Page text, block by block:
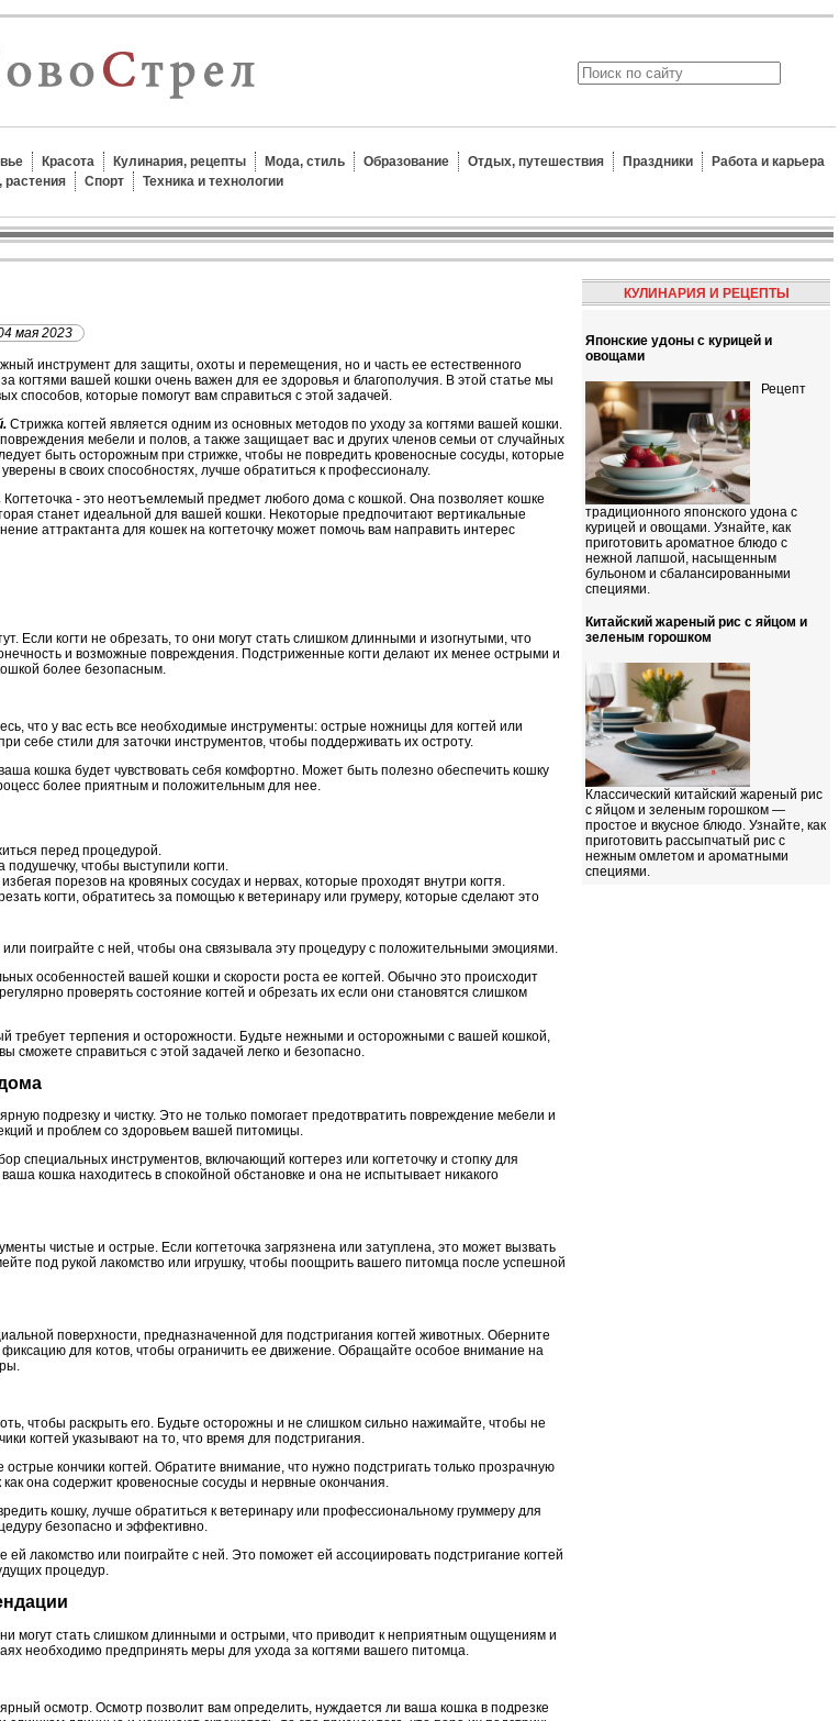
Красота Кулинария, рецепты Мода, стиль Образование Отдых, путешествия Праздники
Работа и карьера
растения
Спорт Техника и технологии
мая 2023
инструмент для защиты, охоты и перемещения, но и часть ее естественного
когтями вашей кошки очень важен для ее здоровья и благополучия. В этой статье мы
способов, которые помогут вам справиться с этой задачей.
Стрижка когтей является одним из основных методов по уходу за когтями вашей кошки.
мебели и полов, а также защищает вас и других членов семьи от случайных
быть осторожным при стрижке, чтобы не повредить кровеносные сосуды, которые
в своих способностях, лучше обратиться к профессионалу.
Когтеточка - это неотъемлемый предмет любого дома с кошкой. Она позволяет кошке
станет идеальной для вашей кошки. Некоторые предпочитают вертикальные
аттрактанта для кошек на когтеточку может помочь вам направить интерес
Если когти не обрезать, то они могут стать слишком длинными и изогнутыми, что
и возможные повреждения. Подстриженные когти делают их менее острыми и
более безопасным.
что у вас есть все необходимые инструменты: острые ножницы для когтей или
себе стили для заточки инструментов, чтобы поддерживать их остроту.
кошка будет чувствовать себя комфортно. Может быть полезно обеспечить кошку
более приятным и положительным для нее.
перед процедурой.
чтобы выступили когти.
порезов на кровяных сосудах и нервах, которые проходят внутри когтя.
когти, обратитесь за помощью к ветеринару или грумеру, которые сделают это
поиграйте с ней, чтобы она связывала эту процедуру с положительными эмоциями.
особенностей вашей кошки и скорости роста ее когтей. Обычно это происходит
проверять состояние когтей и обрезать их если они становятся слишком
требует терпения и осторожности. Будьте нежными и осторожными с вашей кошкой,
сможете справиться с этой задачей легко и безопасно.
подрезку и чистку. Это не только помогает предотвратить повреждение мебели и
и проблем со здоровьем вашей питомицы.
специальных инструментов, включающий когтерез или когтеточку и стопку для
кошка находитесь в спокойной обстановке и она не испытывает никакого
чистые и острые. Если когтеточка загрязнена или затуплена, это может вызвать
под рукой лакомство или игрушку, чтобы поощрить вашего питомца после успешной
поверхности, предназначенной для подстригания когтей животных. Оберните
для котов, чтобы ограничить ее движение. Обращайте особое внимание на
чтобы раскрыть его. Будьте осторожны и не слишком сильно нажимайте, чтобы не
когтей указывают на то, что время для подстригания.
острые кончики когтей. Обратите внимание, что нужно подстригать только прозрачную
она содержит кровеносные сосуды и нервные окончания.
кошку, лучше обратиться к ветеринару или профессиональному груммеру для
безопасно и эффективно.
ей лакомство или поиграйте с ней. Это поможет ей ассоциировать подстригание когтей
процедур.
могут стать слишком длинными и острыми, что приводит к неприятным ощущениям и
необходимо предпринять меры для ухода за когтями вашего питомца.
осмотр. Осмотр позволит вам определить, нуждается ли ваша кошка в подрезке
КУЛИНАРИЯ И РЕЦЕПТЫ
Японские удоны с курицей и
овощами
Рецепт
традиционного японского удона с
курицей и овощами. Узнайте, как
приготовить ароматное блюдо с
нежной лапшой, насыщенным
бульоном и сбалансированными
специями.
Китайский жареный рис с яйцом и
зеленым горошком
Классический китайский жареный рис
с яйцом и зеленым горошком —
простое и вкусное блюдо. Узнайте, как
приготовить рассыпчатый рис с
нежным омлетом и ароматными
специями.